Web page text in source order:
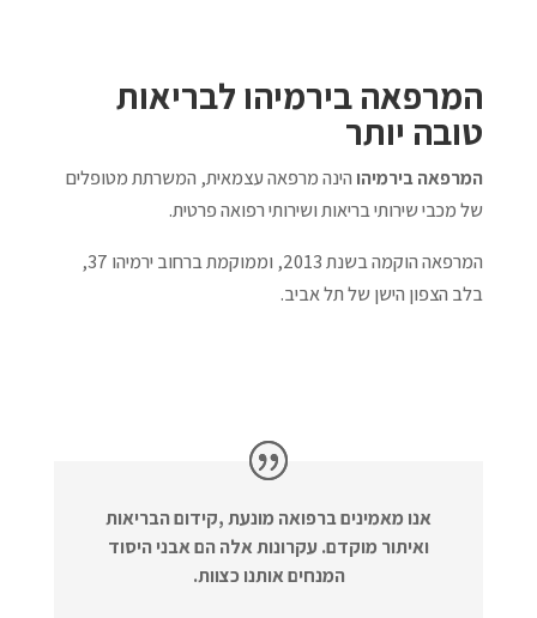
המרפאה בירמיהו לבריאות
טובה יותר
המרפאה בירמיהו הינה מרפאה עצמאית, המשרתת מטופלים
של מכבי שירותי בריאות ושירותי רפואה פרטית.
המרפאה הוקמה בשנת 2013, וממוקמת ברחוב ירמיהו 37,
בלב הצפון הישן של תל אביב.
אנו מאמינים ברפואה מונעת ,קידום הבריאות
ואיתור מוקדם. עקרונות אלה הם אבני היסוד
המנחים אותנו כצוות.